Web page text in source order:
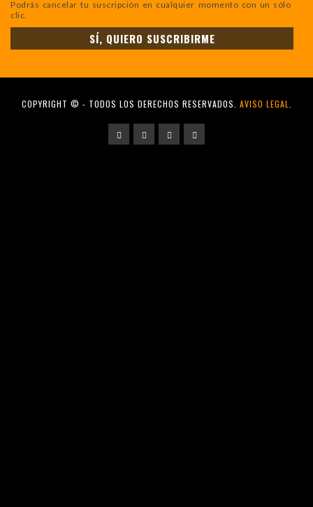
Podrás cancelar tu suscripción en cualquier momento con un sólo
clic.
COPYRIGHT © - TODOS LOS DERECHOS RESERVADOS. AVISO LEGAL.